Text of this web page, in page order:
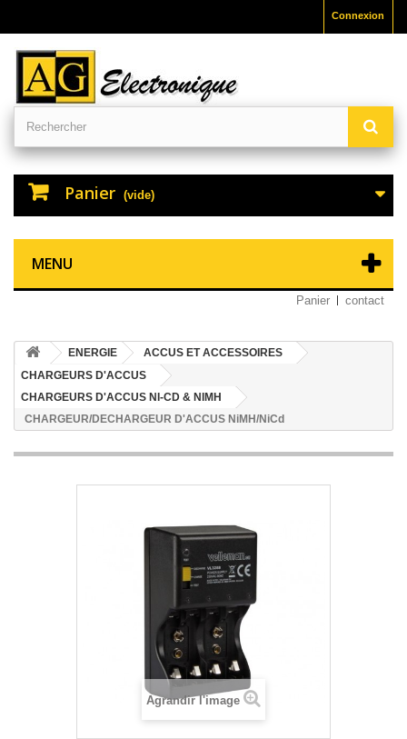
Connexion
Panier (vide)
MENU
Panier contact
ENERGIE
ACCUS ET ACCESSOIRES
CHARGEURS D'ACCUS
CHARGEURS D'ACCUS NI-CD & NIMH
CHARGEUR/DECHARGEUR D'ACCUS NiMH/NiCd
Agrandir l'image